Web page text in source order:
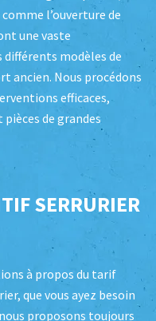
l’ouverture de
une vaste
différents modèles de
ancien. Nous procédons
efficaces,
de grandes
SERRURIER
à propos du tarif
que vous ayez besoin
proposons toujours